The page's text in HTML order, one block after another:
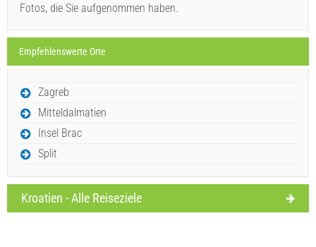
Fotos, die Sie aufgenommen haben.
Empfehlenswerte Orte
Zagreb
Mitteldalmatien
Insel Brac
Split
Kroatien - Alle Reiseziele